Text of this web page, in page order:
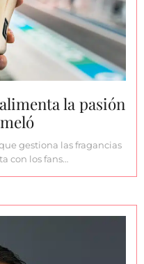
la pasión
gestiona las fragancias
con los fans…